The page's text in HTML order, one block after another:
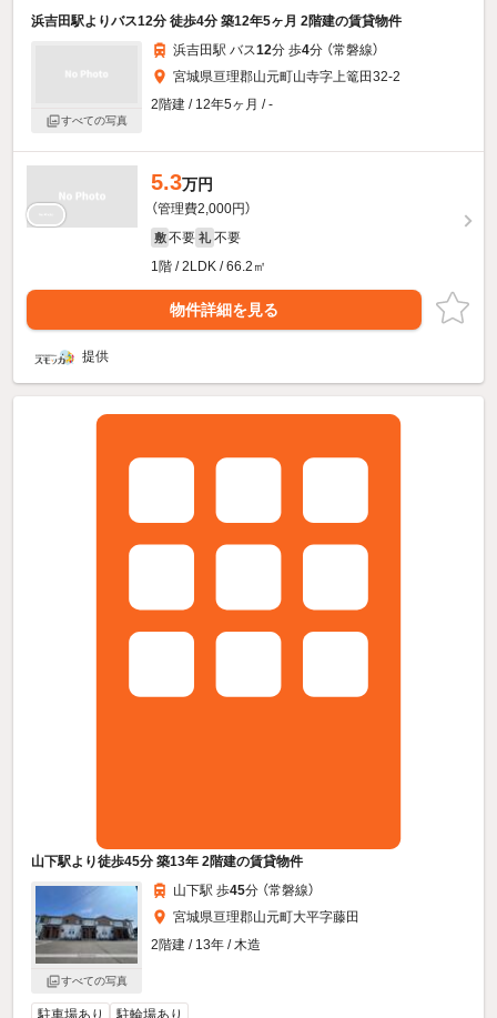
浜吉田駅よりバス12分 徒歩4分 築12年5ヶ月 2階建の賃貸物件
すべての写真
浜吉田駅 バス12分 歩4分 （常磐線）
宮城県亘理郡山元町山寺字上篭田32-2
2階建 / 12年5ヶ月 / -
5.3万円
（管理費2,000円）
敷 不要 礼 不要
1階 / 2LDK / 66.2㎡
物件詳細を見る
提供
山下駅より徒歩45分 築13年 2階建の賃貸物件
すべての写真
山下駅 歩45分 （常磐線）
宮城県亘理郡山元町大平字藤田
2階建 / 13年 / 木造
駐車場あり 駐輪場あり